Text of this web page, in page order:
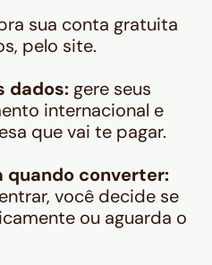
sua conta gratuita
pelo site.
dados: gere seus
internacional e
que vai te pagar.
quando converter:
você decide se
ou aguarda o